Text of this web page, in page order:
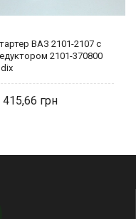
ВАЗ 2101-2107 с
2101-370800
415,66